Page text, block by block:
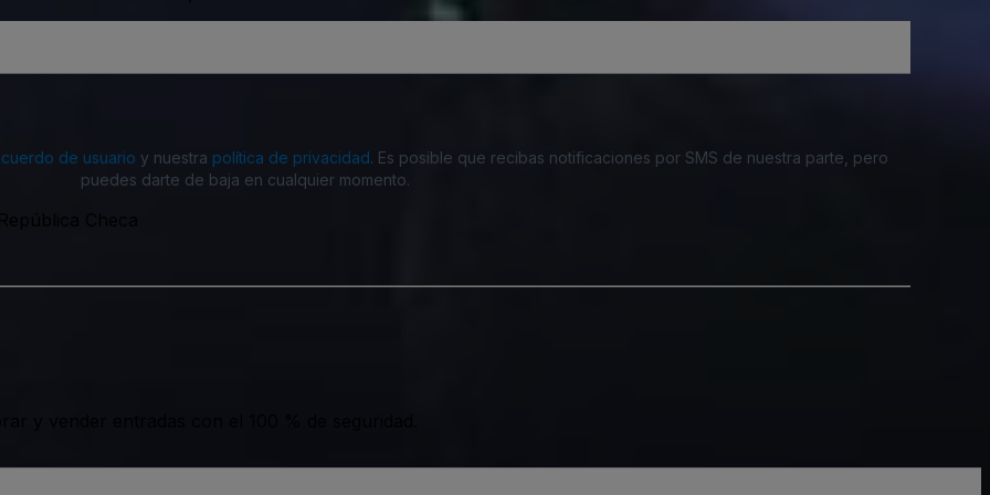
de usuario y nuestra política de privacidad. Es posible que recibas notificaciones por SMS de nuestra parte, pero
puedes darte de baja en cualquier momento.
Checa
y vender entradas con el 100 % de seguridad.